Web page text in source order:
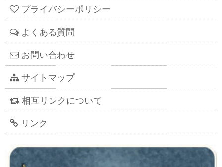
プライバシーポリシー
よくある質問
お問い合わせ
サイトマップ
相互リンクについて
リンク